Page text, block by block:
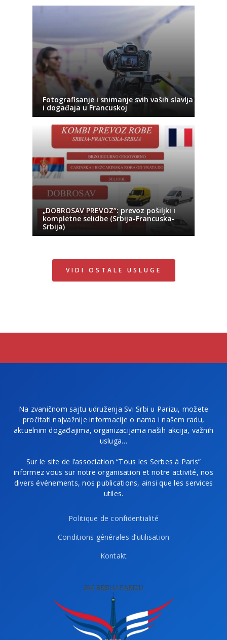
Fotografisanje i snimanje svih vaših slavlja
i događaja u Francuskoj
„DOBROSAV PREVOZ“: prevoz pošiljki i
kompletne selidbe (Srbija-Francuska-
Srbija)
VIDI OSTALE USLUGE
Na zvaničnom sajtu udruženja Svi Srbi u Parizu, možete
pročitati najvažnije informacije o nama i našem radu,
aktuelnim događajima, organizacijama naših akcija, važnih
usluga…
Sur le site de l’association “Tous les Serbes à Paris”
informez vous sur notre organisation et notre activité, nos
divers événements, nos publications, ainsi que les services
utiles.
Politique de confidentialité
Conditions générales d’utilisation
Kontakt